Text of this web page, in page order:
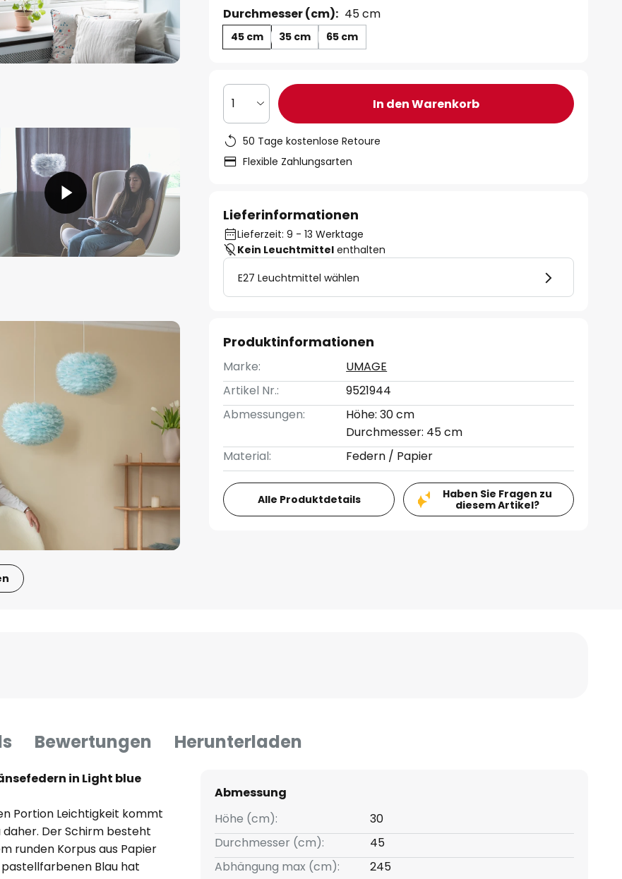
Durchmesser (cm): 45 cm
45 cm 35 cm 65 cm
1 In den Warenkorb
50 Tage kostenlose Retoure
Flexible Zahlungsarten
Lieferinformationen
Lieferzeit: 9 - 13 Werktage
Kein Leuchtmittel enthalten
E27 Leuchtmittel wählen
Produktinformationen
Marke:
UMAGE
Artikel Nr.:
9521944
Abmessungen:
Höhe: 30 cm
Durchmesser: 45 cm
Material:
Federn / Papier
Alle Produktdetails
Haben Sie Fragen zu
diesem Artikel?
Bewertungen Herunterladen
in Light blue
Portion Leichtigkeit kommt
daher. Der Schirm besteht
runden Korpus aus Papier
Blau hat
Abmessung
Höhe (cm):
30
Durchmesser (cm):
45
Abhängung max (cm):
245